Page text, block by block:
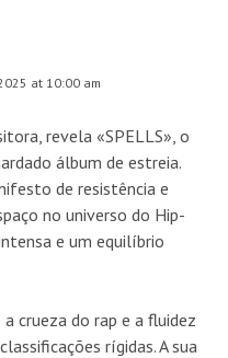
at 10:00 am
revela «SPELLS», o
álbum de estreia.
de resistência e
no universo do Hip-
e um equilíbrio
crueza do rap e a fluidez
rígidas. A sua